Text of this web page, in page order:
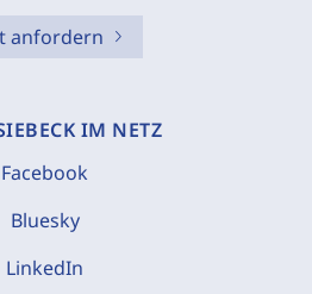
anfordern
IM NETZ
Facebook
Bluesky
LinkedIn